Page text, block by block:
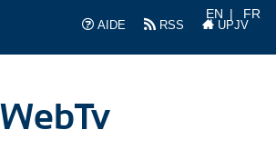
AIDE
RSS UPJV
EN FR
WebTv